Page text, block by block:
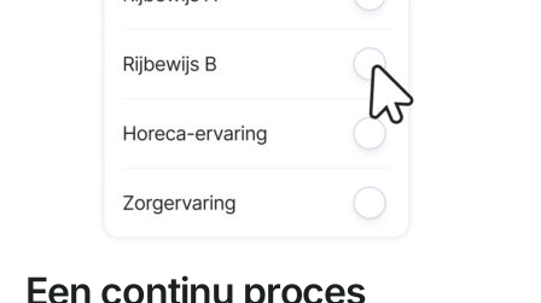
Een continu proces